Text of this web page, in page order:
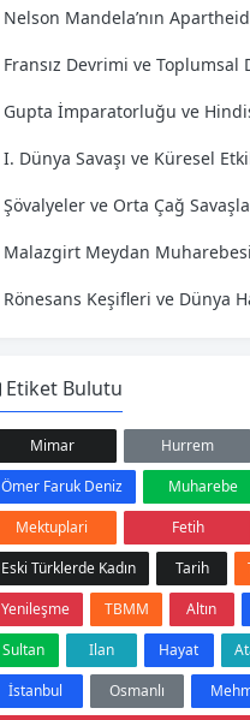
Nelson Mandela’nın Apartheid
Fransız Devrimi ve Toplumsal
Gupta İmparatorluğu ve
I. Dünya Savaşı ve Küresel
Şövalyeler ve Orta Çağ
Malazgirt Meydan Muharebesi 1071 –
Rönesans Keşifleri ve Dünya
Etiket Bulutu
Mimar Hurrem
Ömer Faruk Deniz
Muharebe
Mektuplari
Fetih
Eski Türklerde Kadın
Tarih
Yenileşme
TBMM Altın
Sultan
Ilan Hayat
İstanbul
Osmanlı